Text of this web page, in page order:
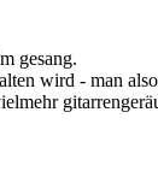
gesang.
wird - man